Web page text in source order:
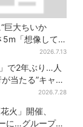
巨大ちいか
5m「想像して
カい」「ちい2026.7.13
で2年ぶり…人
当たる”キャン
2026.7.28
火」開催、
に…グループ楽